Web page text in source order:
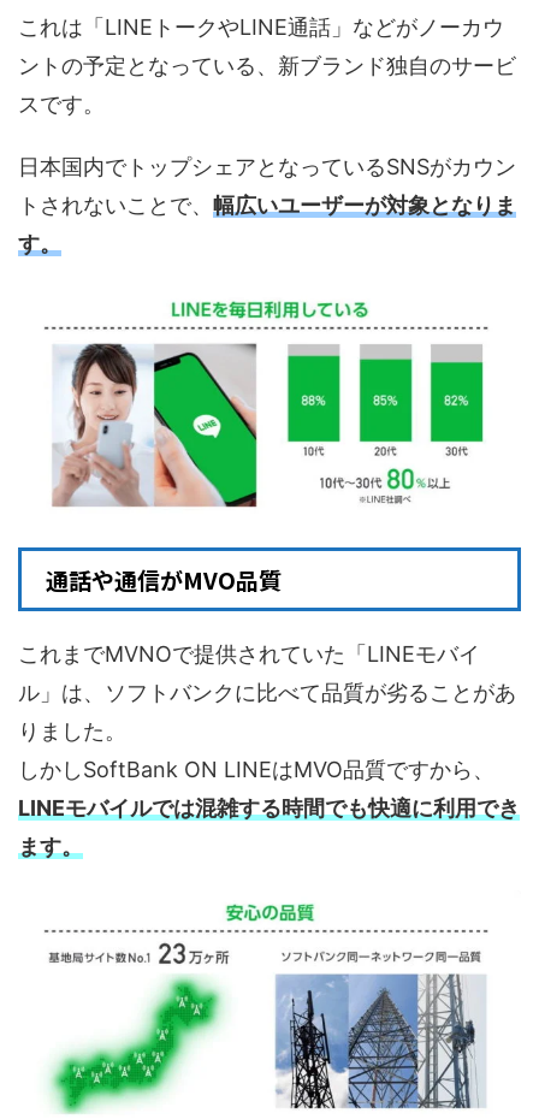
これは「LINEトークやLINE通話」などがノーカウ
ントの予定となっている、新ブランド独自のサービ
スです。
日本国内でトップシェアとなっているSNSがカウン
トされないことで、 幅広いユーザーが対象となりま
す。
通話や通信がMVO品質
これまでMVNOで提供されていた「LINEモバイ
ル」は、ソフトバンクに比べて品質が劣ることがあ
りました。
しかしSoftBank ON LINEはMVO品質ですから、
LINEモバイルでは混雑する時間でも快適に利用でき
ます。